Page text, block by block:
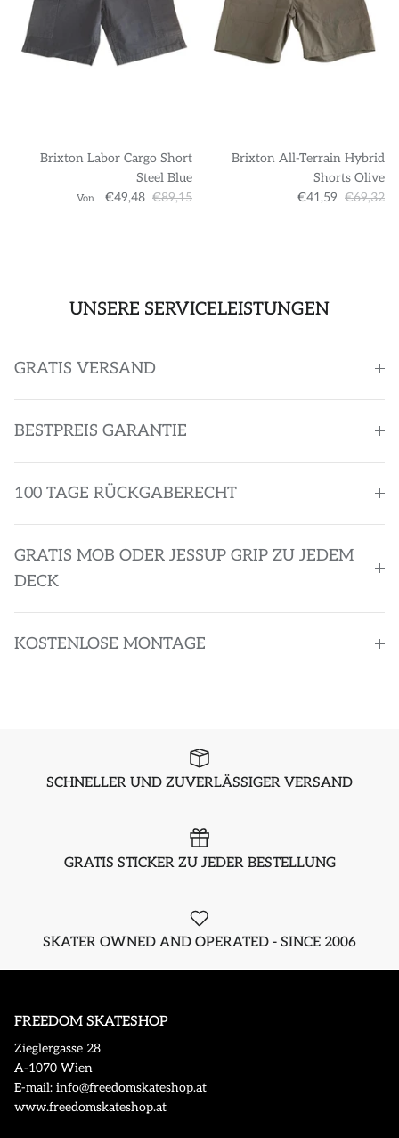
Brixton Labor Cargo Short
Steel Blue
Von €49,48 €89,15
Brixton All-Terrain Hybrid
Shorts Olive
€41,59 €69,32
UNSERE SERVICELEISTUNGEN
GRATIS VERSAND
BESTPREIS GARANTIE
100 TAGE RÜCKGABERECHT
GRATIS MOB ODER JESSUP GRIP ZU JEDEM
DECK
KOSTENLOSE MONTAGE
SCHNELLER UND ZUVERLÄSSIGER VERSAND
GRATIS STICKER ZU JEDER BESTELLUNG
SKATER OWNED AND OPERATED - SINCE 2006
FREEDOM SKATESHOP
Zieglergasse 28
A-1070 Wien
E-mail: info@freedomskateshop.at
www.freedomskateshop.at